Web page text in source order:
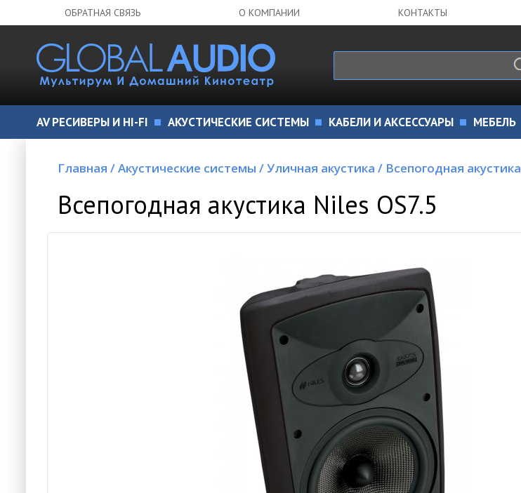
ОБРАТНАЯ СВЯЗЬ О КОМПАНИИ КОНТАКТЫ
AV РЕСИВЕРЫ И HI-FI АКУСТИЧЕСКИЕ СИСТЕМЫ КАБЕЛИ И АКСЕССУАРЫ МЕБЕЛЬ
Главная /Акустические системы /Уличная акустика / Всепогодная акустика
Всепогодная акустика Niles OS7.5